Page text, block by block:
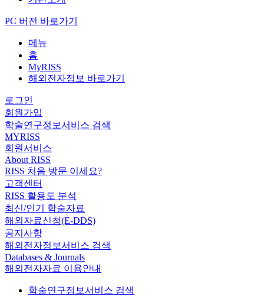
PC 버전 바로가기
메뉴
홈
MyRISS
해외전자정보 바로가기
로그인
회원가입
학술연구정보서비스 검색
MYRISS
회원서비스
About RISS
RISS 처음 방문 이세요?
고객센터
RISS 활용도 분석
최신/인기 학술자료
해외자료신청(E-DDS)
공지사항
해외전자정보서비스 검색
Databases & Journals
해외전자자료 이용안내
학술연구정보서비스 검색